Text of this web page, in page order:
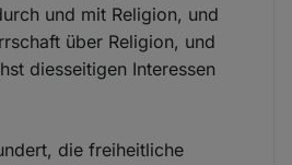
und mit Religion, und
über Religion, und
diesseitigen Interessen
die freiheitliche